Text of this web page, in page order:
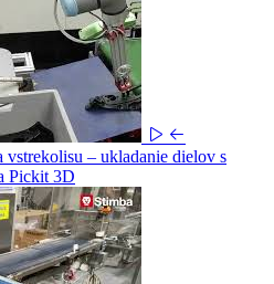
vstrekolisu – ukladanie dielov s
Pickit 3D